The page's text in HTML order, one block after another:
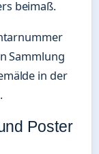
beimaß.
Sammlung
in der
Poster